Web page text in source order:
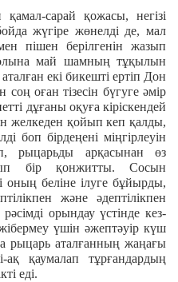
қамал-сарай қожасы, негізі
жүгіре жөнелді де, мал
пішен берілгенін жазып
май шамның тұқылын
екі бикешті ертіп Дон
оған тізесін бүгуге әмір
дұғаны оқуға кіріскендей
желкеден қойып кеп қалды,
боп бірдеңені міңгірлеуін
рыцарьды арқасынан өз
бір қонжитты. Сосын
оның беліне ілуге бұйырды,
және әдептілікпен
орындау үстінде кез-
үшін әжептәуір күш
рыцарь аталғанның жаңағы
ақ қаумалап тұрғандардың
еді.